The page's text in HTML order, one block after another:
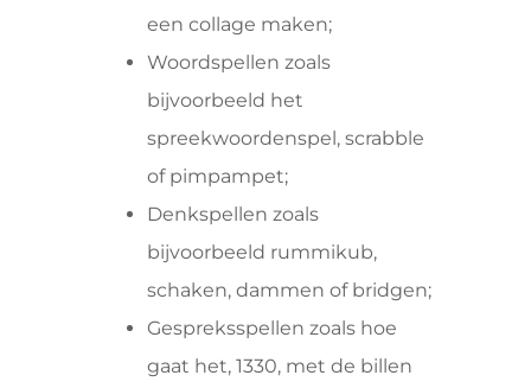
een collage maken;
Woordspellen zoals
bijvoorbeeld het
spreekwoordenspel, scrabble
of pimpampet;
Denkspellen zoals
bijvoorbeeld rummikub,
schaken, dammen of bridgen;
Gespreksspellen zoals hoe
gaat het, 1330, met de billen